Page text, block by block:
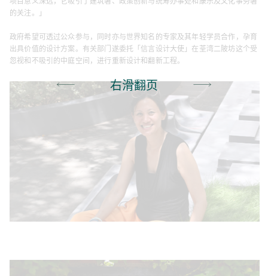
的关注。」
政府希望可透过公众参与，同时亦与世界知名的专家及其年轻学员合作，孕育
出具价值的设计方案。有关部门遂委托「信言设计大使」在荃湾二陂坊这个受
忽视和不吸引的中庭空间，进行重新设计和翻新工程。
右滑翻页